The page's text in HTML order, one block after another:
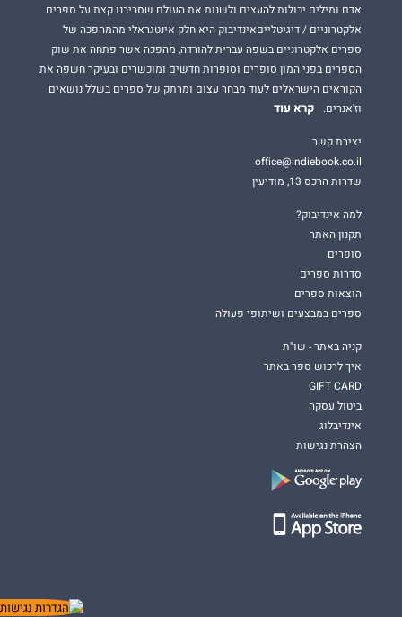
אדם ומילים יכולות להעצים ולשנות את העולם שסביבנו.קצת על ספרים
אלקטרוניים / דיגיטלייםאינדיבוק היא חלק אינטגראלי מהמהפכה של
ספרים אלקטרוניים בשפה עברית להורדה, מהפכה אשר פתחה את שוק
הספרים בפני המון סופרים וסופרות חדשים ומוכשרים ובעיקר חשפה את
הקוראים הישראלים לעוד מבחר עצום ומרתק של ספרים בשלל נושאים
וז'אנרים.
קרא עוד
יצירת קשר
office@indiebook.co.il
שדרות הרכס 13, מודיעין
למה אינדיבוק?
תקנון האתר
סופרים
סדרות ספרים
הוצאות ספרים
ספרים במבצעים ושיתופי פעולה
קניה באתר - שו"ת
איך לרכוש ספר באתר
GIFT CARD
ביטול עסקה
אינדיבלוג
הצהרת נגישות